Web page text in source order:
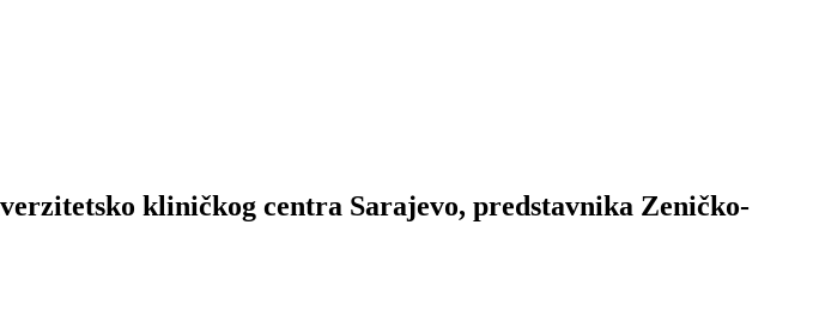
kliničkog centra Sarajevo, predstavnika Zeničko-